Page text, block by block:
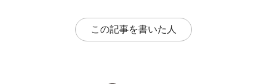
この記事を書いた人